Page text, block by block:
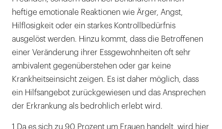
heftige emotionale Reaktionen wie Ärger, Angst,
Hilflosigkeit oder ein starkes Kontrollbedürfnis
ausgelöst werden. Hinzu kommt, dass die Betroffenen
einer Veränderung ihrer Essgewohnheiten oft sehr
ambivalent gegenüberstehen oder gar keine
Krankheitseinsicht zeigen. Es ist daher möglich, dass
ein Hilfsangebot zurückgewiesen und das Ansprechen
der Erkrankung als bedrohlich erlebt wird.
1 Da es sich zu 90 Prozent um Frauen handelt, wird hier